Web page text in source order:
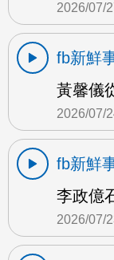
2026/07/
fb新鮮
黃馨儀
2026/07/
fb新鮮
李政億
2026/07/